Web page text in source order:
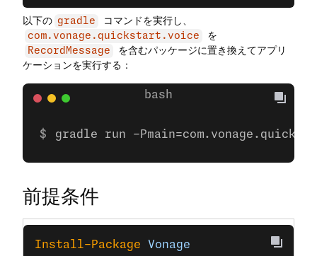
以下の gradle コマンドを実行し、
com.vonage.quickstart.voice を
RecordMessage
を含むパッケージに置き換えてアプリ
ケーションを実行する：
gradle run -
前提条件
Install-Package Vonage